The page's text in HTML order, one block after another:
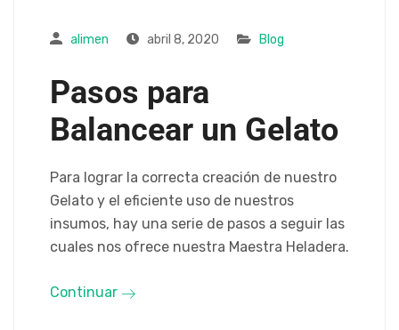
alimen abril 8, 2020 Blog
Pasos para
Balancear un Gelato
Para lograr la correcta creación de nuestro
Gelato y el eficiente uso de nuestros
insumos, hay una serie de pasos a seguir las
cuales nos ofrece nuestra Maestra Heladera.
Continuar